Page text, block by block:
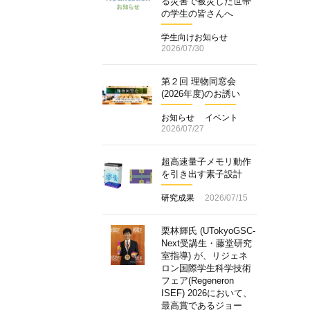
の学生の皆さんへ
学生向けお知らせ
2026/07/30
第２回 理物同窓会
(2026年度)のお誘い
お知らせ
イベント
2026/07/27
超高速量子メモリ動作
を引き出す素子設計
研究成果 2026/07/15
栗林輝氏 (UTokyoGSC-
Next受講生・藤堂研究
室指導) が、リジェネ
ロン国際学生科学技術
フェア(Regeneron
ISEF) 2026において、
最高賞であるジョー